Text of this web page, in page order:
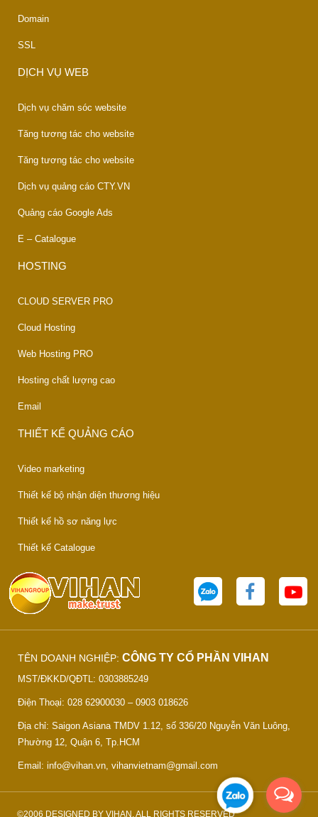
Domain
SSL
DỊCH VỤ WEB
Dịch vụ chăm sóc website
Tăng tương tác cho website
Tăng tương tác cho website
Dịch vụ quảng cáo CTY.VN
Quảng cáo Google Ads
E – Catalogue
HOSTING
CLOUD SERVER PRO
Cloud Hosting
Web Hosting PRO
Hosting chất lượng cao
Email
THIẾT KẾ QUẢNG CÁO
Video marketing
Thiết kế bộ nhận diện thương hiệu
Thiết kế hồ sơ năng lực
Thiết kế Catalogue
TÊN DOANH NGHIỆP: CÔNG TY CỔ PHẦN VIHAN
MST/ĐKKD/QĐTL: 0303885249
Điện Thoại: 028 62900030 – 0903 018626
Địa chỉ: Saigon Asiana TMDV 1.12, số 336/20 Nguyễn Văn Luông,
Phường 12, Quận 6, Tp.HCM
Email: info@vihan.vn, vihanvietnam@gmail.com
©2006 DESIGNED BY VIHAN, ALL RIGHTS RESERVED